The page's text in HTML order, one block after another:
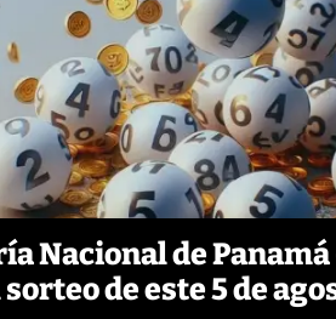
Nacional de Panamá
de este 5 de